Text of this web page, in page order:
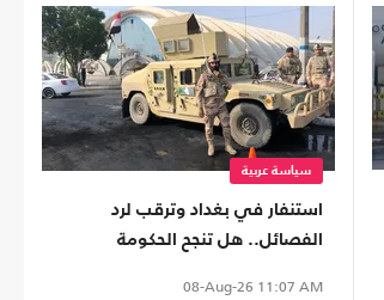
سياسة عربية
استنفار في بغداد وترقب لرد
الفصائل.. هل تنجح الحكومة
08-Aug-26 11:07 AM